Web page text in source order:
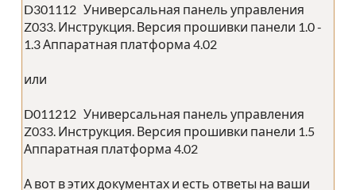
D301112 Универсальная панель управления
Z033. Инструкция. Версия прошивки панели 1.0 -
1.3 Аппаратная платформа 4.02
или
D011212 Универсальная панель управления
Z033. Инструкция. Версия прошивки панели 1.5
Аппаратная платформа 4.02
А вот в этих документах и есть ответы на ваши